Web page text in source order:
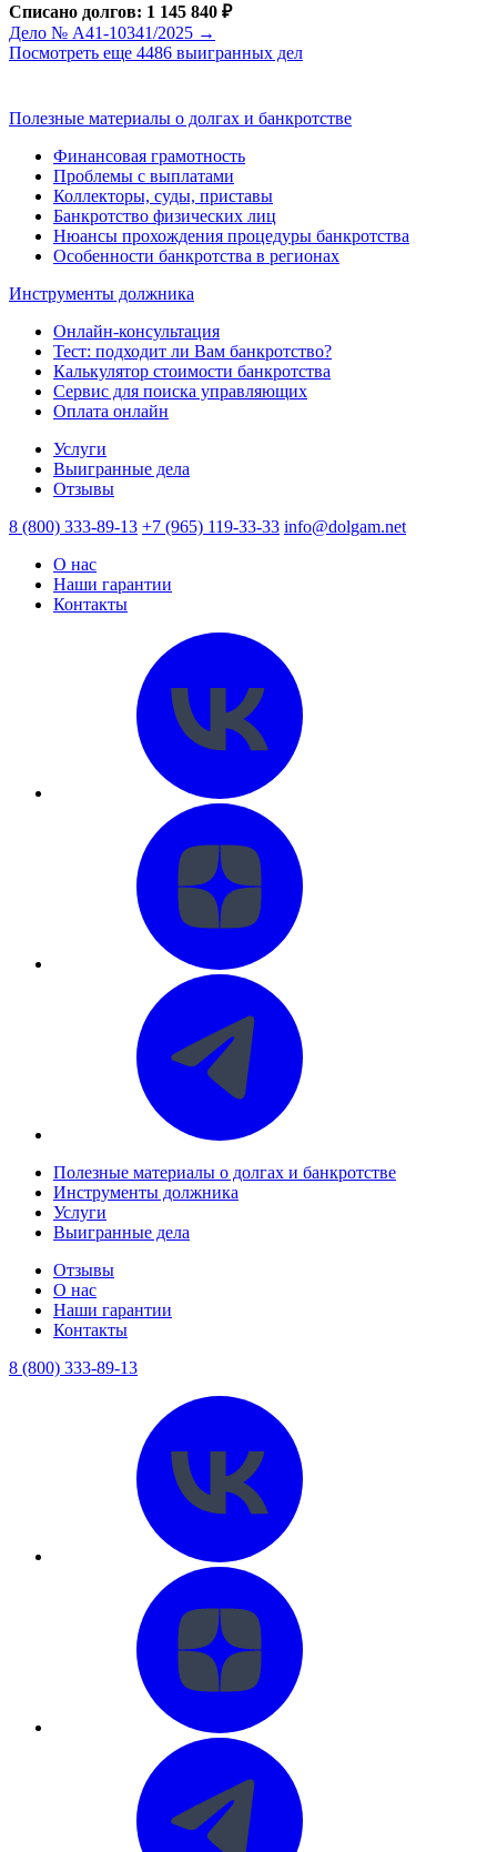
Списано долгов: 1 145 840 ₽
Дело № А41-10341/2025 →
Посмотреть еще 4486 выигранных дел
Полезные материалы о долгах и банкротстве
Финансовая грамотность
Проблемы с выплатами
Коллекторы, суды, приставы
Банкротство физических лиц
Нюансы прохождения процедуры банкротства
Особенности банкротства в регионах
Инструменты должника
Онлайн-консультация
Тест: подходит ли Вам банкротство?
Калькулятор стоимости банкротства
Сервис для поиска управляющих
Оплата онлайн
Услуги
Выигранные дела
Отзывы
8 (800) 333-89-13 +7 (965) 119-33-33 info@dolgam.net
О нас
Наши гарантии
Контакты
Полезные материалы о долгах и банкротстве
Инструменты должника
Услуги
Выигранные дела
Отзывы
О нас
Наши гарантии
Контакты
8 (800) 333-89-13